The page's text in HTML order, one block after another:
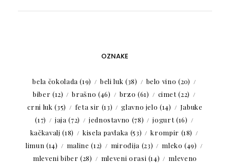
OZNAKE
bela čokolada (19) beli luk (38) belo vino (20)
biber (12) brašno (46) brzo (61) cimet(22)
crni luk (35) feta sir (13) glavno jelo (14)
Jabuke
(17)
jaja (72) jednostavno (78) jogurt(16)
kačkavalj (18) kisela pavlaka (53) krompir (18)
limun (14) maline (12) mirođija (23) mleko (49)
mleveni biber (28) mleveni orasi (14)
mleveno